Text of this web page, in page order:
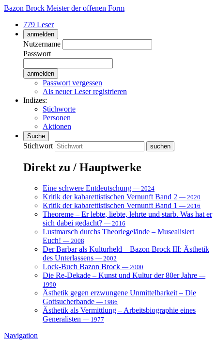
Bazon Brock Meister der offenen Form
779 Leser
anmelden
Nutzername
Passwort
Passwort vergessen
Als neuer Leser registrieren
Indizes:
Stichworte
Personen
Aktionen
Suche
Stichwort
Direkt zu / Hauptwerke
Eine schwere Entdeutschung — 2024
Kritik der kabarettistischen Vernunft Band 2 — 2020
Kritik der kabarettistischen Vernunft Band 1 — 2016
Theoreme – Er lebte, liebte, lehrte und starb. Was hat er
sich dabei gedacht? — 2016
Lustmarsch durchs Theoriegelände – Musealisiert
Euch! — 2008
Der Barbar als Kulturheld – Bazon Brock III: Ästhetik
des Unterlassens — 2002
Lock-Buch Bazon Brock — 2000
Die Re-Dekade – Kunst und Kultur der 80er Jahre —
1990
Ästhetik gegen erzwungene Unmittelbarkeit – Die
Gottsucherbande — 1986
Ästhetik als Vermittlung – Arbeitsbiographie eines
Generalisten — 1977
Navigation